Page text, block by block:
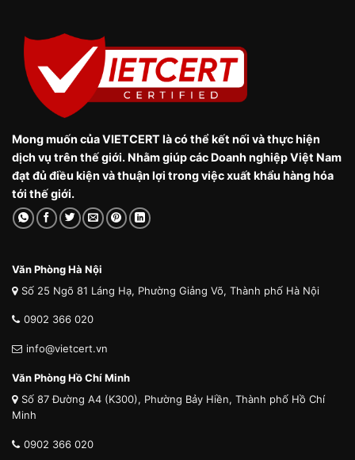
Mong muốn của VIETCERT là có thể kết nối và thực hiện
dịch vụ trên thế giới. Nhằm giúp các Doanh nghiệp Việt Nam
đạt đủ điều kiện và thuận lợi trong việc xuất khẩu hàng hóa
tới thế giới.
Văn Phòng Hà Nội
Số 25 Ngõ 81 Láng Hạ, Phường Giảng Võ, Thành phố Hà Nội
0902 366 020
info@vietcert.vn
Văn Phòng Hồ Chí Minh
Số 87 Đường A4 (K300), Phường Bảy Hiền, Thành phố Hồ Chí
Minh
0902 366 020